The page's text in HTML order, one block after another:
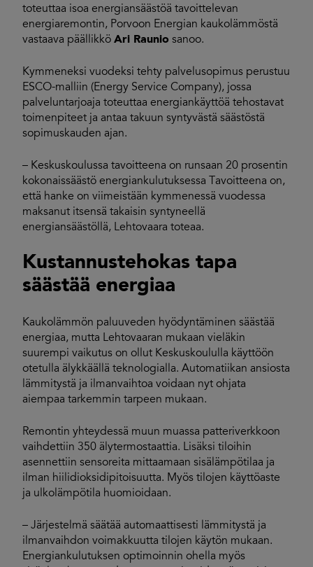
toteuttaa isoa energiansäästöä tavoittelevan
energiaremontin, Porvoon Energian kaukolämmöstä
vastaava päällikkö Ari Raunio sanoo.
Kymmeneksi vuodeksi tehty palvelusopimus perustuu
ESCO-malliin (Energy Service Company), jossa
palveluntarjoaja toteuttaa energiankäyttöä tehostavat
toimenpiteet ja antaa takuun syntyvästä säästöstä
sopimuskauden ajan.
– Keskuskoulussa tavoitteena on runsaan 20 prosentin
kokonaissäästö energiankulutuksessa Tavoitteena on,
että hanke on viimeistään kymmenessä vuodessa
maksanut itsensä takaisin syntyneellä
energiansäästöllä, Lehtovaara toteaa.
Kustannustehokas tapa
säästää energiaa
Kaukolämmön paluuveden hyödyntäminen säästää
energiaa, mutta Lehtovaaran mukaan vieläkin
suurempi vaikutus on ollut Keskuskoululla käyttöön
otetulla älykkäällä teknologialla. Automatiikan ansiosta
lämmitystä ja ilmanvaihtoa voidaan nyt ohjata
aiempaa tarkemmin tarpeen mukaan.
Remontin yhteydessä muun muassa patteriverkkoon
vaihdettiin 350 älytermostaattia. Lisäksi tiloihin
asennettiin sensoreita mittaamaan sisälämpötilaa ja
ilman hiilidioksidipitoisuutta. Myös tilojen käyttöaste
ja ulkolämpötila huomioidaan.
– Järjestelmä säätää automaattisesti lämmitystä ja
ilmanvaihdon voimakkuutta tilojen käytön mukaan.
Energiankulutuksen optimoinnin ohella myös